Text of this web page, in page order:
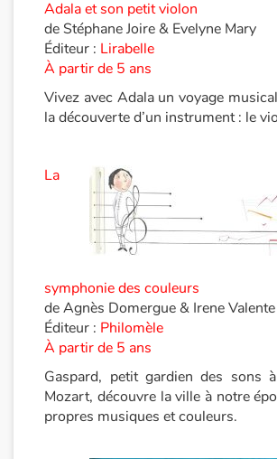
Héroïnes et héros
Écologie, nature, saisons
Les animaux
Autour du monde
Apprentissage
Documentaires
Quotidien et loisirs
Adala et son petit violon
de Stéphane Joire & Evelyne Mary
Éditeur : Lirabelle
À partir de 5 ans
Vivez avec Adala un voyage
la découverte d’un instrument : le
La
symphonie des couleurs
de Agnès Domergue & Irene Valente
Éditeur : Philomèle
À partir de 5 ans
Gaspard, petit gardien des sons
Mozart, découvre la ville à notre
propres musiques et couleurs.